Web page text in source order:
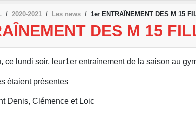
2020-2021 Les news 1er ENTRAÎNEMENT DES M 15
DES M 15
ce lundi soir, leur1er entraînement de la saison au
étaient présentes
Denis, Clémence et Loic